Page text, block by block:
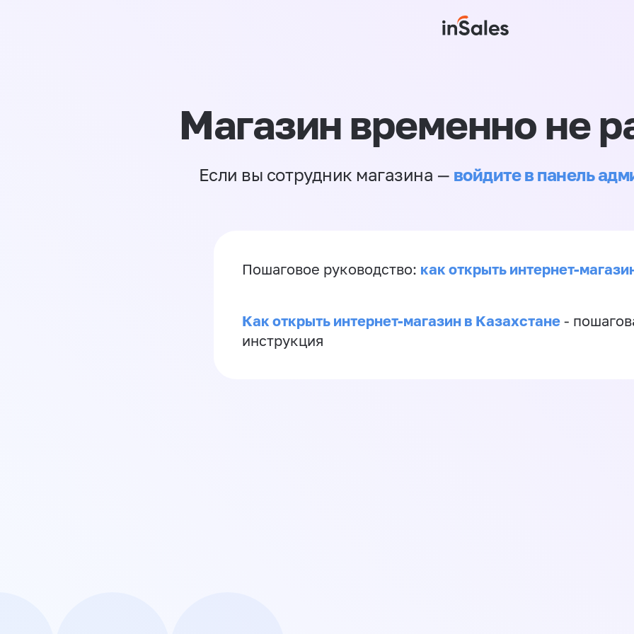
Магазин временно не
Если вы сотрудник магазина — войдите в панель
Пошаговое руководство: как открыть интернет-
Как открыть интернет-магазин в Казахстане -
инструкция